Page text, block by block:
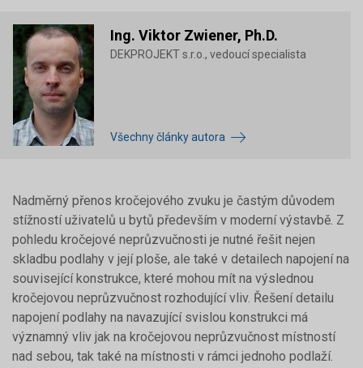
Ing. Viktor Zwiener, Ph.D.
DEKPROJEKT s.r.o., vedoucí specialista
Všechny články autora
Nadměrný přenos kročejového zvuku je častým důvodem
stížností uživatelů u bytů především v moderní výstavbě. Z
pohledu kročejové neprůzvučnosti je nutné řešit nejen
skladbu podlahy v její ploše, ale také v detailech napojení na
související konstrukce, které mohou mít na výslednou
kročejovou neprůzvučnost rozhodující vliv. Řešení detailu
napojení podlahy na navazující svislou konstrukci má
významný vliv jak na kročejovou neprůzvučnost místností
nad sebou, tak také na místnosti v rámci jednoho podlaží.